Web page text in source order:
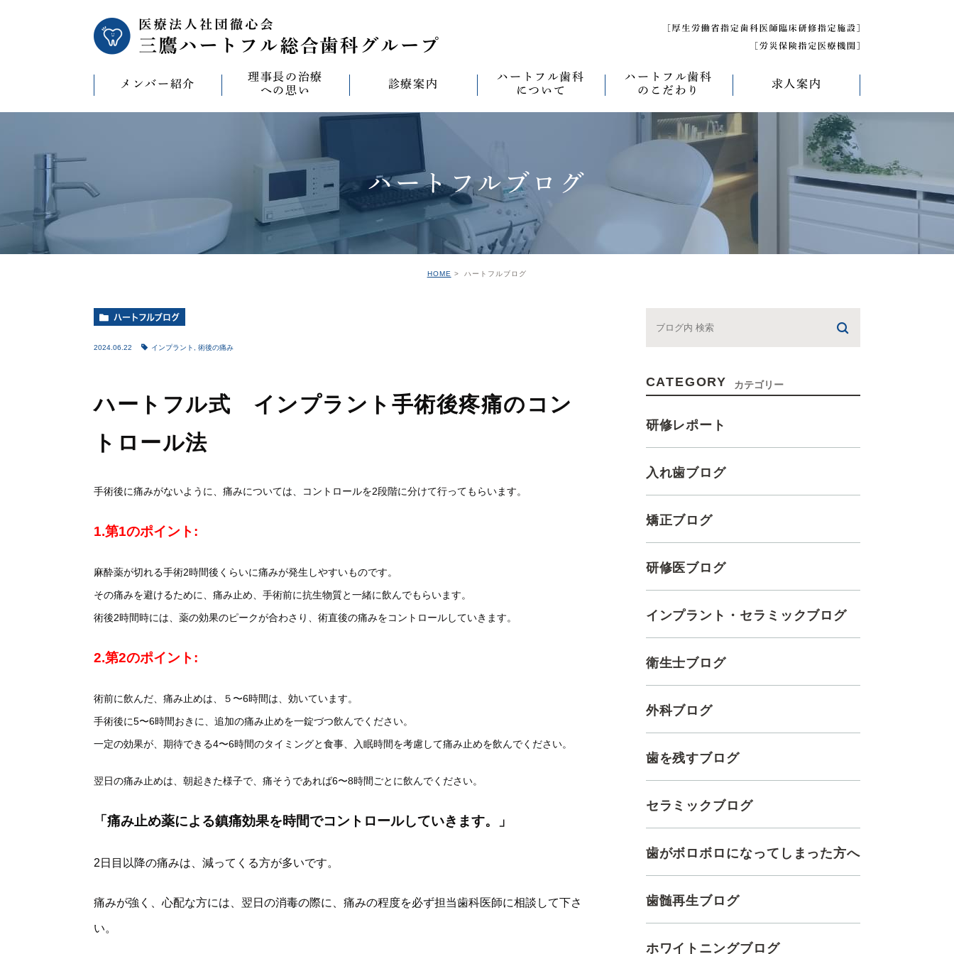
メンバー紹介
理事長の治療
への思い
CAD/CAM（オールセラミック治
療）への思い
バイコンインプラントへの思い
マウスピース型矯正装置（イン
ビザライン）への思い
診療案内
診療案内一覧
セラミック治療 ワンデイジルコニア治療
無菌化根管治療 予防・メンテナンス
インプラント オールオン4
ハートフル歯科
について
ハートフルの治療
院内設備
ハートフル歯科
グループ院の案内
ハートフル歯科
のこだわり
なるべく痛くない治療
なるべく削らない治療
なるべく抜かない治療
なるべく短期間の治療
滅菌管理について
求人案内
求人募集について
研修医募集
ハートフルブログ
HOME ハートフルブログ
ハートフルブログ
2024.06.22 インプラント 術後の痛み
ハートフル式 インプラント手術後疼痛のコン
トロール法
手術後に痛みがないように、痛みについては、 コントロールを2段階に分けて行ってもらいます。
1.第1のポイント:
麻酔薬が切れる手術2時間後くらいに痛みが発生しやすいものです。
その痛みを避けるために、痛み止め、 手術前に抗生物質と一緒に飲んでもらいます。
術後2時間時には、 薬の効果のピークが合わさり、 術直後の痛みをコントロールしていきます。
2.第2のポイント:
術前に飲んだ、痛み止めは、５〜6時間は、効いています。
手術後に5〜6時間おきに、 追加の痛み止めを一錠づつ飲んでください。
一定の効果が、期待できる4〜6時間のタイミングと食事、入眠時間を考慮して痛み止めを飲んでください。
翌日の痛み止めは、朝起きた様子で、痛そうであれば6〜8時間ごとに飲んでください。
「痛み止め薬による鎮痛効果を時間でコントロールしていきます。 」
2日目以降の痛みは、減ってくる方が多いです。
痛みが強く、心配な方には、翌日の消毒の際に、 痛みの程度を必ず担当歯科医師に相談して下さ
い。
CATEGORY カテゴリー
研修レポート
入れ歯ブログ
矯正ブログ
研修医ブログ
インプラント・セラミックブログ
衛生士ブログ
外科ブログ
歯を残すブログ
セラミックブログ
歯がボロボロになってしまった方へ
歯髄再生ブログ
ホワイトニングブログ